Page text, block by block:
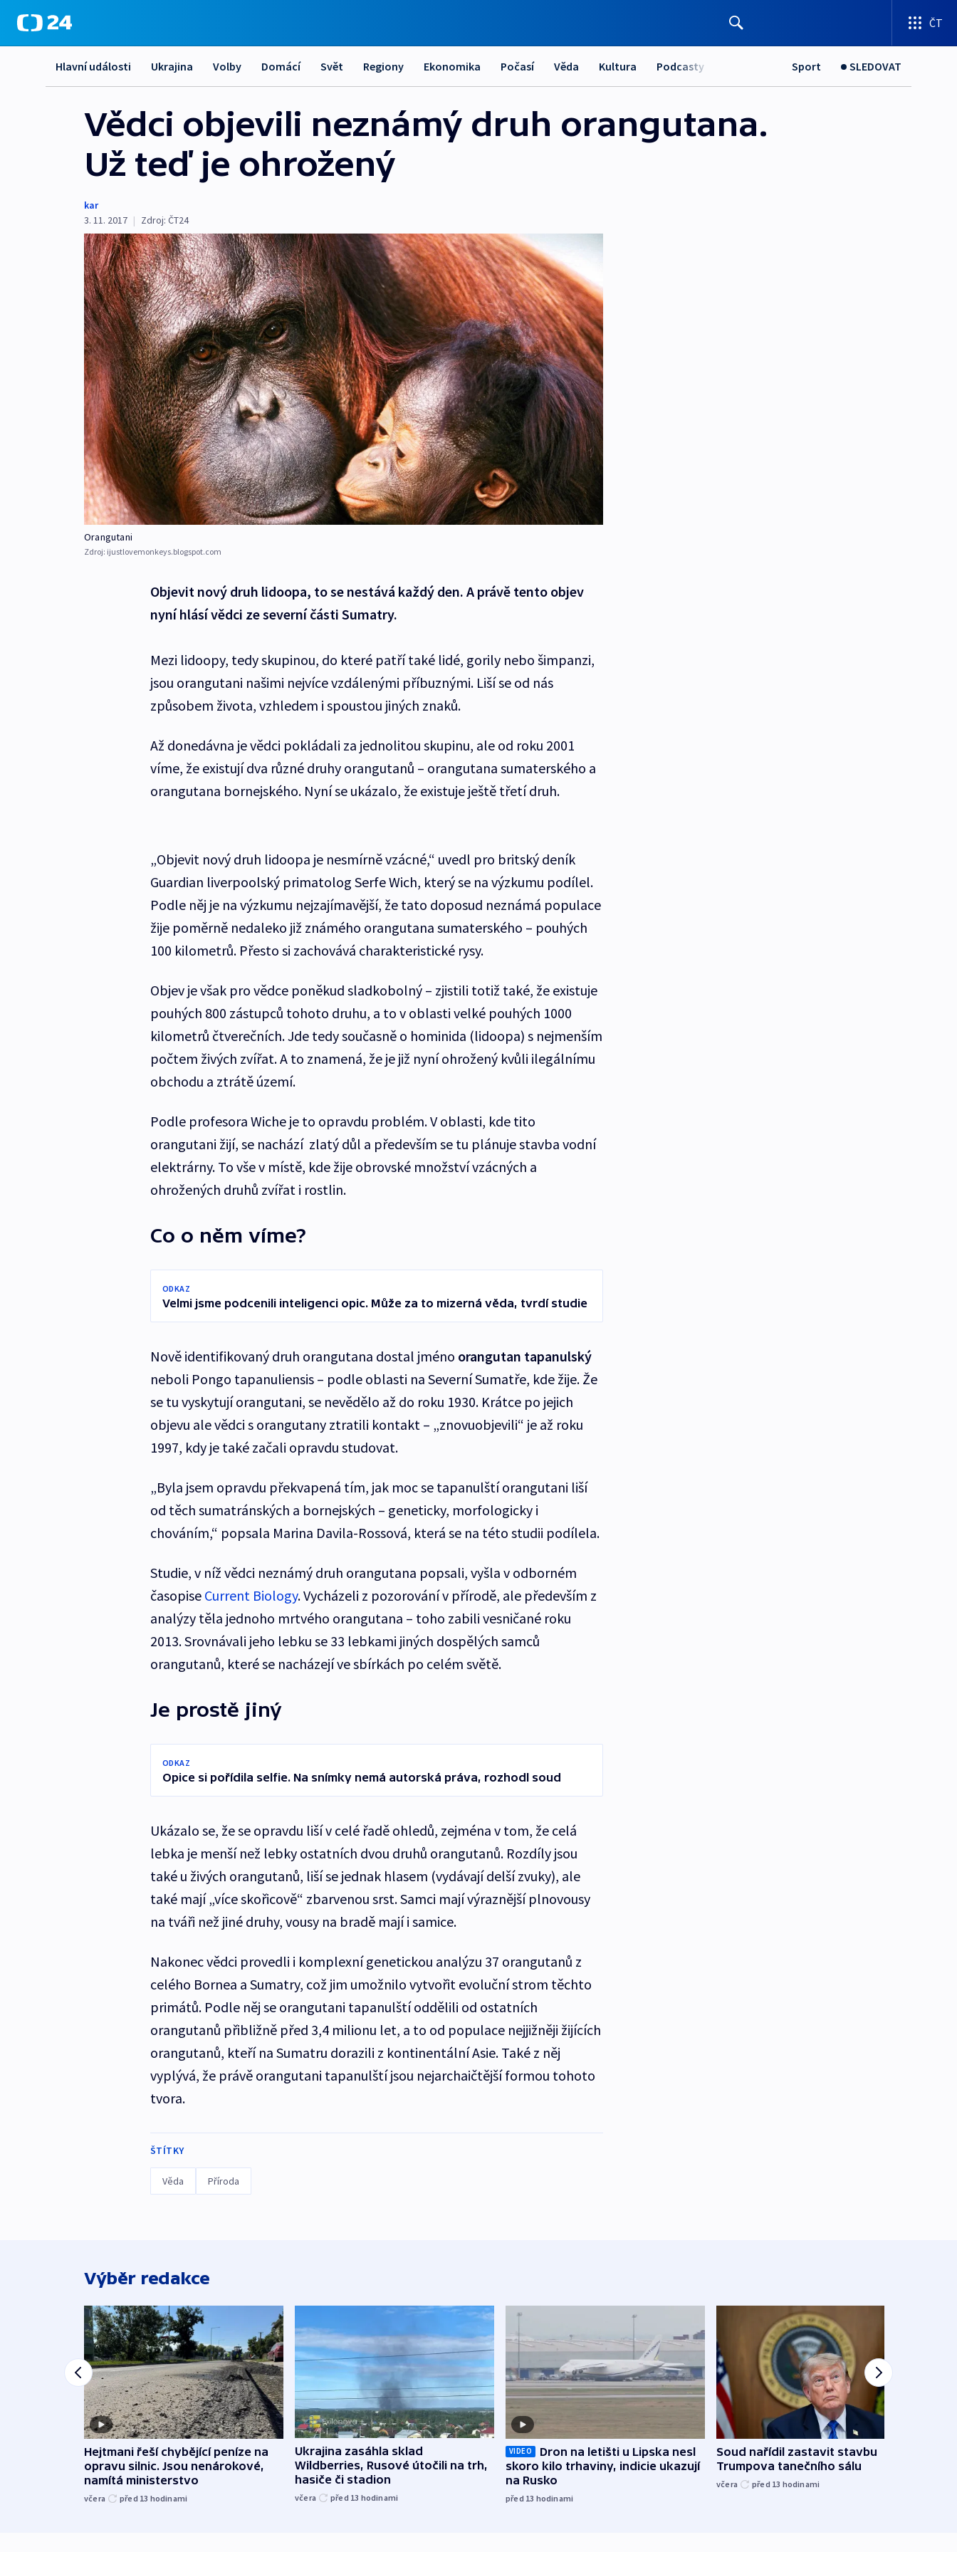
ČT
Hlavní události Ukrajina Volby Domácí Svět Regiony Ekonomika Počasí Věda Kultura Podcasty Sport SLEDOVAT
Vědci objevili neznámý druh orangutana.
Už teď je ohrožený
kar
3. 11. 2017 | Zdroj: ČT24
Orangutani
Zdroj: ijustlovemonkeys.blogspot.com
Objevit nový druh lidoopa, to se nestává každý den. A právě tento objev
nyní hlásí vědci ze severní části Sumatry.
Mezi lidoopy, tedy skupinou, do které patří také lidé, gorily nebo šimpanzi,
jsou orangutani našimi nejvíce vzdálenými příbuznými. Liší se od nás
způsobem života, vzhledem i spoustou jiných znaků.
Až donedávna je vědci pokládali za jednolitou skupinu, ale od roku 2001
víme, že existují dva různé druhy orangutanů – orangutana sumaterského a
orangutana bornejského. Nyní se ukázalo, že existuje ještě třetí druh.
„Objevit nový druh lidoopa je nesmírně vzácné,“ uvedl pro britský deník
Guardian liverpoolský primatolog Serfe Wich, který se na výzkumu podílel.
Podle něj je na výzkumu nejzajímavější, že tato doposud neznámá populace
žije poměrně nedaleko již známého orangutana sumaterského – pouhých
100 kilometrů. Přesto si zachovává charakteristické rysy.
Objev je však pro vědce poněkud sladkobolný – zjistili totiž také, že existuje
pouhých 800 zástupců tohoto druhu, a to v oblasti velké pouhých 1000
kilometrů čtverečních. Jde tedy současně o hominida (lidoopa) s nejmenším
počtem živých zvířat. A to znamená, že je již nyní ohrožený kvůli ilegálnímu
obchodu a ztrátě území.
Podle profesora Wiche je to opravdu problém. V oblasti, kde tito
orangutani žijí, se nachází zlatý důl a především se tu plánuje stavba vodní
elektrárny. To vše v místě, kde žije obrovské množství vzácných a
ohrožených druhů zvířat i rostlin.
Co o něm víme?
ODKAZ
Velmi jsme podcenili inteligenci opic. Může za to mizerná věda, tvrdí studie
Nově identifikovaný druh orangutana dostal jméno orangutan tapanulský
neboli Pongo tapanuliensis – podle oblasti na Severní Sumatře, kde žije. Že
se tu vyskytují orangutani, se nevědělo až do roku 1930. Krátce po jejich
objevu ale vědci s orangutany ztratili kontakt – „znovuobjevili“ je až roku
1997, kdy je také začali opravdu studovat.
„Byla jsem opravdu překvapená tím, jak moc se tapanulští orangutani liší
od těch sumatránských a bornejských – geneticky, morfologicky i
chováním,“ popsala Marina Davila-Rossová, která se na této studii podílela.
Studie, v níž vědci neznámý druh orangutana popsali, vyšla v odborném
časopiseCurrent Biology. Vycházeli z pozorování v přírodě, ale především z
analýzy těla jednoho mrtvého orangutana – toho zabili vesničané roku
2013. Srovnávali jeho lebku se 33 lebkami jiných dospělých samců
orangutanů, které se nacházejí ve sbírkách po celém světě.
Je prostě jiný
ODKAZ
Opice si pořídila selfie. Na snímky nemá autorská práva, rozhodl soud
Ukázalo se, že se opravdu liší v celé řadě ohledů, zejména v tom, že celá
lebka je menší než lebky ostatních dvou druhů orangutanů. Rozdíly jsou
také u živých orangutanů, liší se jednak hlasem (vydávají delší zvuky), ale
také mají „více skořicově“ zbarvenou srst. Samci mají výraznější plnovousy
na tváři než jiné druhy, vousy na bradě mají i samice.
Nakonec vědci provedli i komplexní genetickou analýzu 37 orangutanů z
celého Bornea a Sumatry, což jim umožnilo vytvořit evoluční strom těchto
primátů. Podle něj se orangutani tapanulští oddělili od ostatních
orangutanů přibližně před 3,4 milionu let, a to od populace nejjižněji žijících
orangutanů, kteří na Sumatru dorazili z kontinentální Asie. Také z něj
vyplývá, že právě orangutani tapanulští jsou nejarchaičtější formou tohoto
tvora.
ŠTÍTKY
Věda Příroda
Výběr redakce
Hejtmani řeší chybějící peníze na
opravu silnic. Jsou nenárokové,
namítá ministerstvo
včera před 13 hodinami
Ukrajina zasáhla sklad
Wildberries, Rusové útočili na trh,
hasiče či stadion
včera před 13 hodinami
VIDEO
Dron na letišti u Lipska nesl
skoro kilo trhaviny, indicie ukazují
na Rusko
před 13 hodinami
Soud nařídil zastavit stavbu
Trumpova tanečního sálu
včera před 13 hodinami